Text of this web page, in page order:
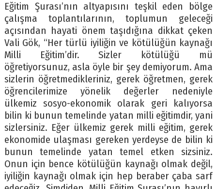
Eğitim Şurası’nın altyapısını teşkil eden bölge
çalışma toplantılarının, toplumun geleceği
açısından hayati önem taşıdığına dikkat çeken
Vali Gök, “Her türlü iyiliğin ve kötülüğün kaynağı
Milli Eğitim’dir. Sizler kötülüğü mü
öğretiyorsunuz, asla öyle bir şey demiyorum. Ama
sizlerin öğretmedikleriniz, gerek öğretmen, gerek
öğrencilerimize yönelik değerler nedeniyle
ülkemiz sosyo-ekonomik olarak geri kalıyorsa
bilin ki bunun temelinde yatan milli eğitimdir, yani
sizlersiniz. Eğer ülkemiz gerek milli eğitim, gerek
ekonomide ulaşması gereken yerdeyse de bilin ki
bunun temelinde yatan temel etken sizsiniz.
Onun için bence kötülüğün kaynağı olmak değil,
iyiliğin kaynağı olmak için hep beraber çaba sarf